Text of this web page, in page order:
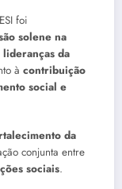
foi
solene na
lideranças da
à contribuição
social e
da
conjunta entre
sociais.